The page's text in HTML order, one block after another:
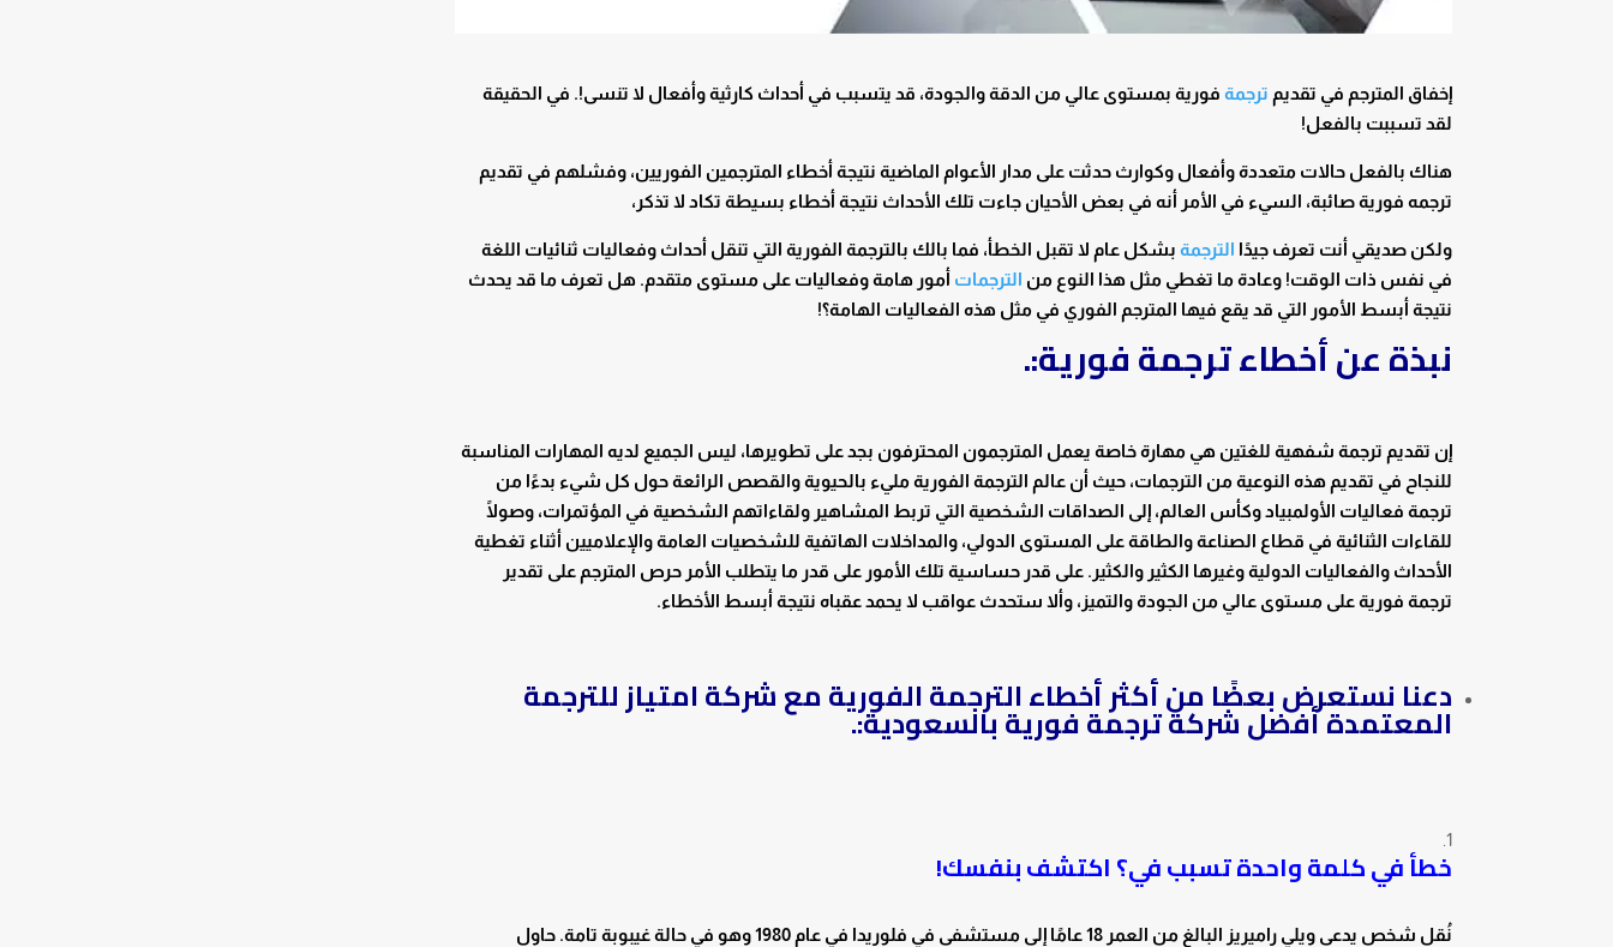
إخفاق المترجم في تقديم ترجمة فورية بمستوى عالي من الدقة والجودة، قد يتسبب في أحداث كارثية وأفعال لا تنسى!. في الحقيقة
لقد تسببت بالفعل!
هناك بالفعل حالات متعددة وأفعال وكوارث حدثت على مدار الأعوام الماضية نتيجة أخطاء المترجمين الفوريين، وفشلهم في تقديم
ترجمه فورية صائبة، السيء في الأمر أنه في بعض الأحيان جاءت تلك الأحداث نتيجة أخطاء بسيطة تكاد لا تذكر،
ولكن صديقي أنت تعرف جيدًا الترجمة بشكل عام لا تقبل الخطأ، فما بالك بالترجمة الفورية التي تنقل أحداث وفعاليات ثنائيات اللغة
في نفس ذات الوقت! وعادة ما تغطي مثل هذا النوع من الترجمات أمور هامة وفعاليات على مستوى متقدم. هل تعرف ما قد يحدث
نتيجة أبسط الأمور التي قد يقع فيها المترجم الفوري في مثل هذه الفعاليات الهامة؟!
نبذة عن أخطاء ترجمة فورية:.
إن تقديم ترجمة شفهية للغتين هي مهارة خاصة يعمل المترجمون المحترفون بجد على تطويرها، ليس الجميع لديه المهارات المناسبة
للنجاح في تقديم هذه النوعية من الترجمات، حيث أن عالم الترجمة الفورية مليء بالحيوية والقصص الرائعة حول كل شيء بدءًا من
ترجمة فعاليات الأولمبياد وكأس العالم، إلى الصداقات الشخصية التي تربط المشاهير ولقاءاتهم الشخصية في المؤتمرات، وصولًا
للقاءات الثنائية في قطاع الصناعة والطاقة على المستوى الدولي، والمداخلات الهاتفية للشخصيات العامة والإعلاميين أثناء تغطية
الأحداث والفعاليات الدولية وغيرها الكثير والكثير. على قدر حساسية تلك الأمور على قدر ما يتطلب الأمر حرص المترجم على تقدير
ترجمة فورية على مستوى عالي من الجودة والتميز، وألا ستحدث عواقب لا يحمد عقباه نتيجة أبسط الأخطاء.
دعنا نستعرض بعضًا من أكثر أخطاء الترجمة الفورية معشركة امتيازللترجمة
المعتمدة أفضل شركة ترجمة فورية بالسعودية:.
خطأ في كلمة واحدة تسبب في؟ اكتشف بنفسك!
نُقل شخص يدعى ويلي راميريز البالغ من العمر 18 عامًا إلى مستشفى في فلوريدا في عام 1980 وهو في حالة غيبوبة تامة. حاول